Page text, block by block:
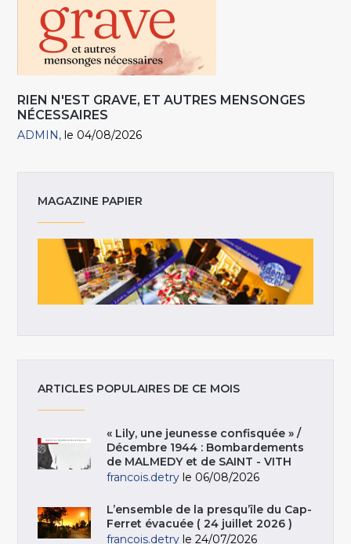
RIEN N'EST GRAVE, ET AUTRES MENSONGES
NÉCESSAIRES
ADMIN le 04/08/2026
MAGAZINE PAPIER
ARTICLES POPULAIRES DE CE MOIS
« Lily, une jeunesse confisquée » /
Décembre 1944 : Bombardements
de MALMEDY et de SAINT - VITH
francois.detry le 06/08/2026
L’ensemble de la presqu’île du Cap-
Ferret évacuée ( 24 juillet 2026 )
francois.detry le 24/07/2026